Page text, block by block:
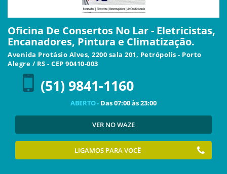
Oficina De Consertos No Lar - Eletricistas,
Encanadores, Pintura e Climatização.
Avenida Protásio Alves, 2200 sala 201, Petrópolis - Porto
Alegre / RS - CEP 90410-003
(51) 9841-1160
ABERTO - Das07:00às23:00
VER NO WAZE
LIGAMOS PARA VOCÊ